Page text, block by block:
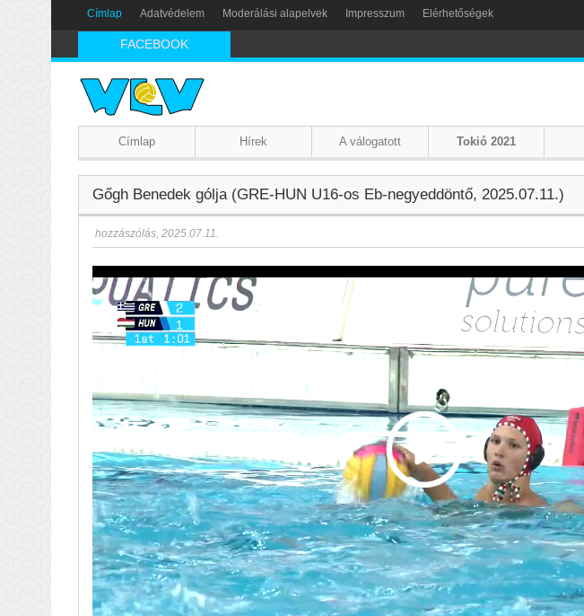
Címlap Adatvédelem Moderálási alapelvek Impresszum Elérhetőségek
FACEBOOK
Címlap Hírek A válogatott Tokió 2021
Gőgh Benedek gólja (GRE-HUN U16-os Eb-negyeddöntő, 2025.07.11.)
hozzászólás, 2025.07.11.